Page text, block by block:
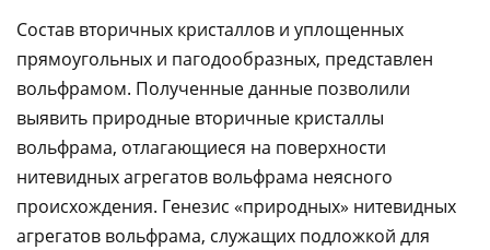
Состав вторичных кристаллов и уплощенных
прямоугольных и пагодообразных, представлен
вольфрамом. Полученные данные позволили
выявить природные вторичные кристаллы
вольфрама, отлагающиеся на поверхности
нитевидных агрегатов вольфрама неясного
происхождения. Генезис «природных» нитевидных
агрегатов вольфрама, служащих подложкой для